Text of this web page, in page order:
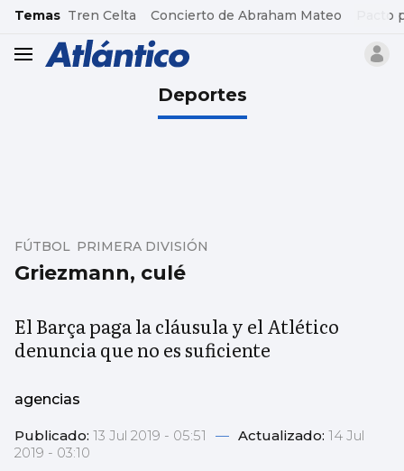
common.go-to-content
Temas Tren Celta Concierto de Abraham Mateo Pacto
header.menu.open
Deportes
Griezmann, culé
FÚTBOL PRIMERA DIVISIÓN
El Barça paga la cláusula y el Atlético
denuncia que no es suficiente
agencias
Publicado: 13 Jul 2019 - 05:51 — Actualizado: 14 Jul
2019 - 03:10